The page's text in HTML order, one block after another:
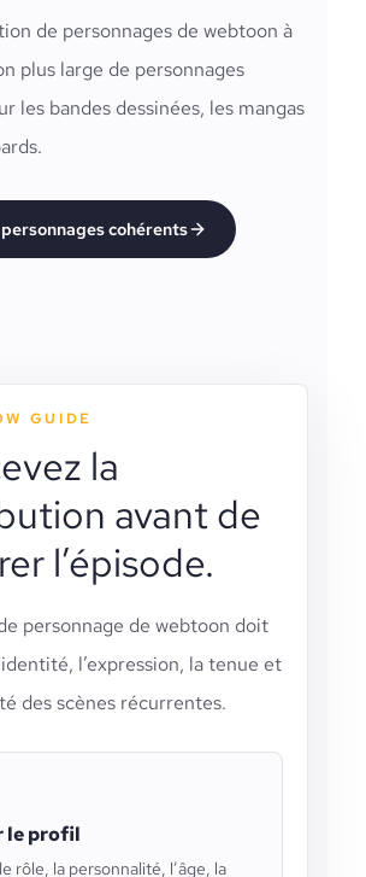
de personnages de webtoon à
plus large de personnages
les bandes dessinées, les mangas
cohérents
GUIDE
la
avant de
l’épisode.
personnage de webtoon doit
l’expression, la tenue et
des scènes récurrentes.
le profil
rôle, la personnalité, l’âge, la